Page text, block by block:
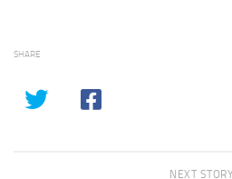
SHARE
NEXT STORY